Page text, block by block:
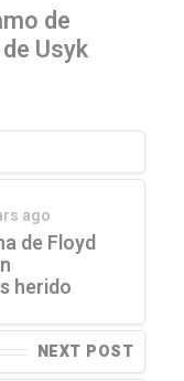
de
Usyk
ago
de Floyd
herido
NEXT POST